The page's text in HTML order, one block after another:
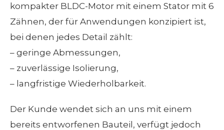
kompakter BLDC-Motor mit einem Stator mit 6
Zähnen, der für Anwendungen konzipiert ist,
bei denen jedes Detail zählt:
– geringe Abmessungen,
– zuverlässige Isolierung,
– langfristige Wiederholbarkeit.
Der Kunde wendet sich an uns mit einem
bereits entworfenen Bauteil, verfügt jedoch